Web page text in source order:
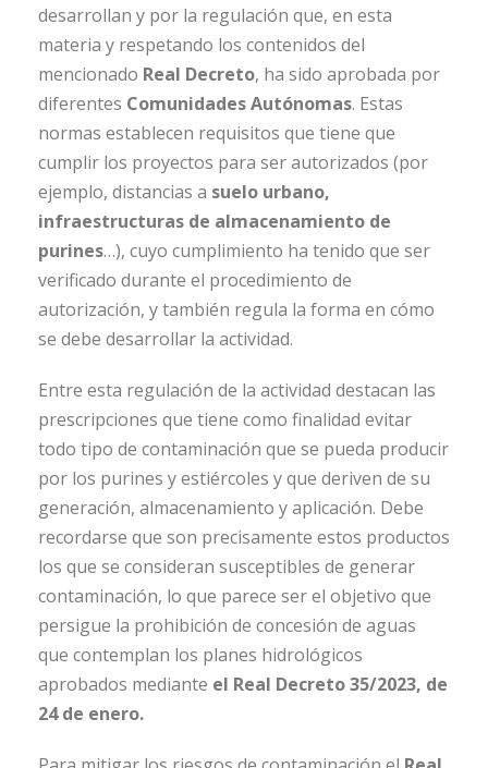
desarrollan y por la regulación que, en esta
materia y respetando los contenidos del
mencionado Real Decreto, ha sido aprobada por
diferentes Comunidades Autónomas. Estas
normas establecen requisitos que tiene que
cumplir los proyectos para ser autorizados (por
ejemplo, distancias a suelo urbano,
infraestructuras de almacenamiento de
purines…), cuyo cumplimiento ha tenido que ser
verificado durante el procedimiento de
autorización, y también regula la forma en cómo
se debe desarrollar la actividad.
Entre esta regulación de la actividad destacan las
prescripciones que tiene como finalidad evitar
todo tipo de contaminación que se pueda producir
por los purines y estiércoles y que deriven de su
generación, almacenamiento y aplicación. Debe
recordarse que son precisamente estos productos
los que se consideran susceptibles de generar
contaminación, lo que parece ser el objetivo que
persigue la prohibición de concesión de aguas
que contemplan los planes hidrológicos
aprobados mediante el Real Decreto 35/2023, de
24 de enero.